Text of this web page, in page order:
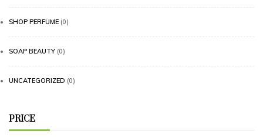
SHOP PERFUME (0)
SOAP BEAUTY (0)
UNCATEGORIZED (0)
PRICE